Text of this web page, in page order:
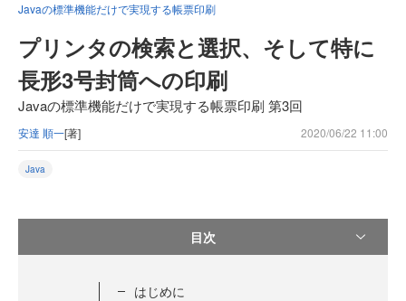
Javaの標準機能だけで実現する帳票印刷
プリンタの検索と選択、そして特に
長形3号封筒への印刷
Javaの標準機能だけで実現する帳票印刷 第3回
安達 順一[著] 2020/06/22 11:00
Java
目次
はじめに